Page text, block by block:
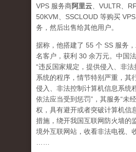
VPS 服务商阿里云 、VULTR、
50KVM、SSCLOUD 等购买
务，然后出售给其他用户。
据称，他搭建了 55 个 SS 服务
名客户，获利 30 余万元。中国
“违反国家规定，提供侵入、非
系统的程序，情节特别严重，其
侵入、非法控制计算机信息系统
依法应当受到惩罚”，其服务“未
权，具有避开或者突破计算机信
措施，绕开我国互联网防火墙的
境外互联网站，收看非法电视、